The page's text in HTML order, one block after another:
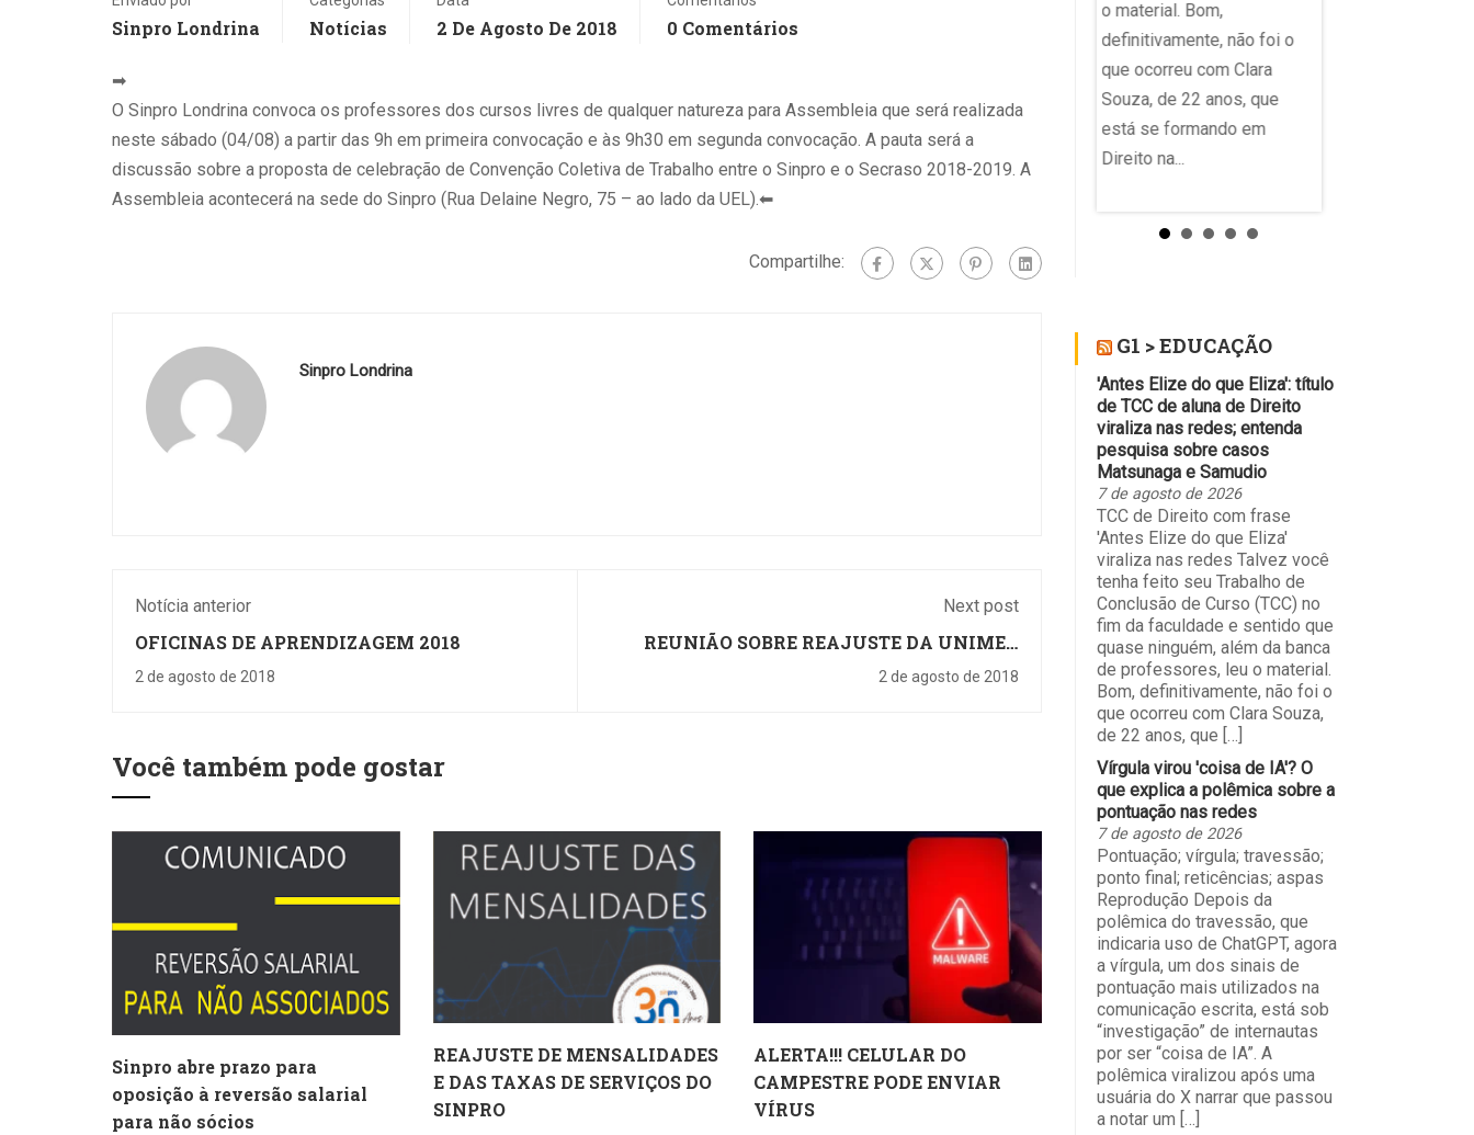
Sinpro Londrina Notícias 2 De Agosto De 2018 0 Comentários
➡
O Sinpro Londrina convoca os professores dos cursos livres de qualquer natureza para Assembleia que será realizada
neste sábado (04/08) a partir das 9h em primeira convocação e às 9h30 em segunda convocação. A pauta será a
discussão sobre a proposta de celebração de Convenção Coletiva de Trabalho entre o Sinpro e o Secraso 2018-2019. A
Assembleia acontecerá na sede do Sinpro (Rua Delaine Negro, 75 – ao lado da UEL).⬅
Compartilhe:
Sinpro Londrina
Notícia anterior
OFICINAS DE APRENDIZAGEM 2018
2 de agosto de 2018
Next post
REUNIÃO SOBRE REAJUSTE DA UNIMED
2 de agosto de 2018
Você também pode gostar
Sinpro abre prazo para
oposição à reversão salarial
para não sócios
REAJUSTE DE MENSALIDADES
E DAS TAXAS DE SERVIÇOS DO
SINPRO
ALERTA!!! CELULAR DO
CAMPESTRE PODE ENVIAR
VÍRUS
trabalhos, redigindo
ensaios com um comando
de voz e resolvendo
interfaces de inteligência
o material. Bom,
definitivamente, não foi o
que ocorreu com Clara
Souza, de 22 anos, que
está se formando em
Direito na...
G1 > EDUCAÇÃO
'Antes Elize do que Eliza': título
de TCC de aluna de Direito
viraliza nas redes; entenda
pesquisa sobre casos
Matsunaga e Samudio
7 de agosto de 2026
TCC de Direito com frase
'Antes Elize do que Eliza'
viraliza nas redes Talvez você
tenha feito seu Trabalho de
Conclusão de Curso (TCC) no
fim da faculdade e sentido que
quase ninguém, além da banca
de professores, leu o material.
Bom, definitivamente, não foi o
que ocorreu com Clara Souza,
de 22 anos, que […]
Vírgula virou 'coisa de IA'? O
que explica a polêmica sobre a
pontuação nas redes
7 de agosto de 2026
Pontuação; vírgula; travessão;
ponto final; reticências; aspas
Reprodução Depois da
polêmica do travessão, que
indicaria uso de ChatGPT, agora
a vírgula, um dos sinais de
pontuação mais utilizados na
comunicação escrita, está sob
“investigação” de internautas
por ser “coisa de IA”. A
polêmica viralizou após uma
usuária do X narrar que passou
a notar um […]